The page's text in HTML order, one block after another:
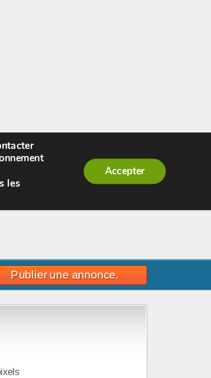
[S'enregistrer
Publier une annonce.
les
Accepter